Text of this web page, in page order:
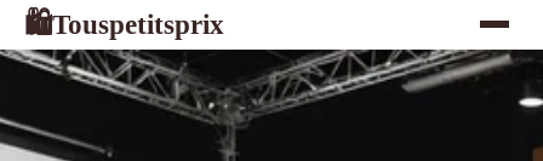
🛍Touspetitsprix